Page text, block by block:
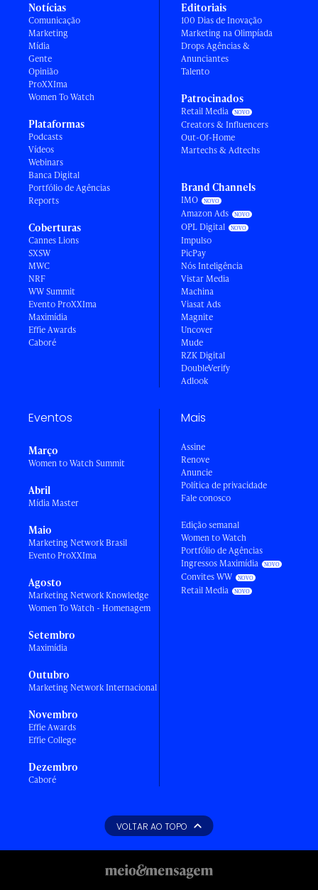
Notícias
Comunicação
Marketing
Mídia
Gente
Opinião
ProXXIma
Women To Watch
Plataformas
Podcasts
Vídeos
Webinars
Banca Digital
Portfólio de Agências
Reports
Coberturas
Cannes Lions
SXSW
MWC
NRF
WW Summit
Evento ProXXIma
Maximídia
Effie Awards
Caboré
Editoriais
100 Dias de Inovação
Marketing na Olimpíada
Drops Agências &
Anunciantes
Talento
Patrocinados
Retail Media
Creators & Influencers
Out-Of-Home
Martechs & Adtechs
Brand Channels
IMO
Amazon Ads
OPL Digital
Impulso
PicPay
Nós Inteligência
Vistar Media
Machina
Viasat Ads
Magnite
Uncover
Mude
RZK Digital
DoubleVerify
Adlook
Eventos
Março
Women to Watch Summit
Abril
Mídia Master
Maio
Marketing Network Brasil
Evento ProXXIma
Agosto
Marketing Network Knowledge
Women To Watch - Homenagem
Setembro
Maximídia
Outubro
Marketing Network Internacional
Novembro
Effie Awards
Effie College
Dezembro
Caboré
Mais
Assine
Renove
Anuncie
Política de privacidade
Fale conosco
Edição semanal
Women to Watch
Portfólio de Agências
Ingressos Maximídia
Convites WW
Retail Media
VOLTAR AO TOPO